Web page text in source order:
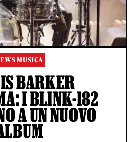
MUSICA
BARKER
I BLINK-182
A UN NUOVO